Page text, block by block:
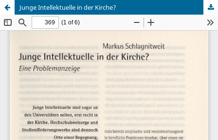
Junge Intellektuelle in der Kirche?